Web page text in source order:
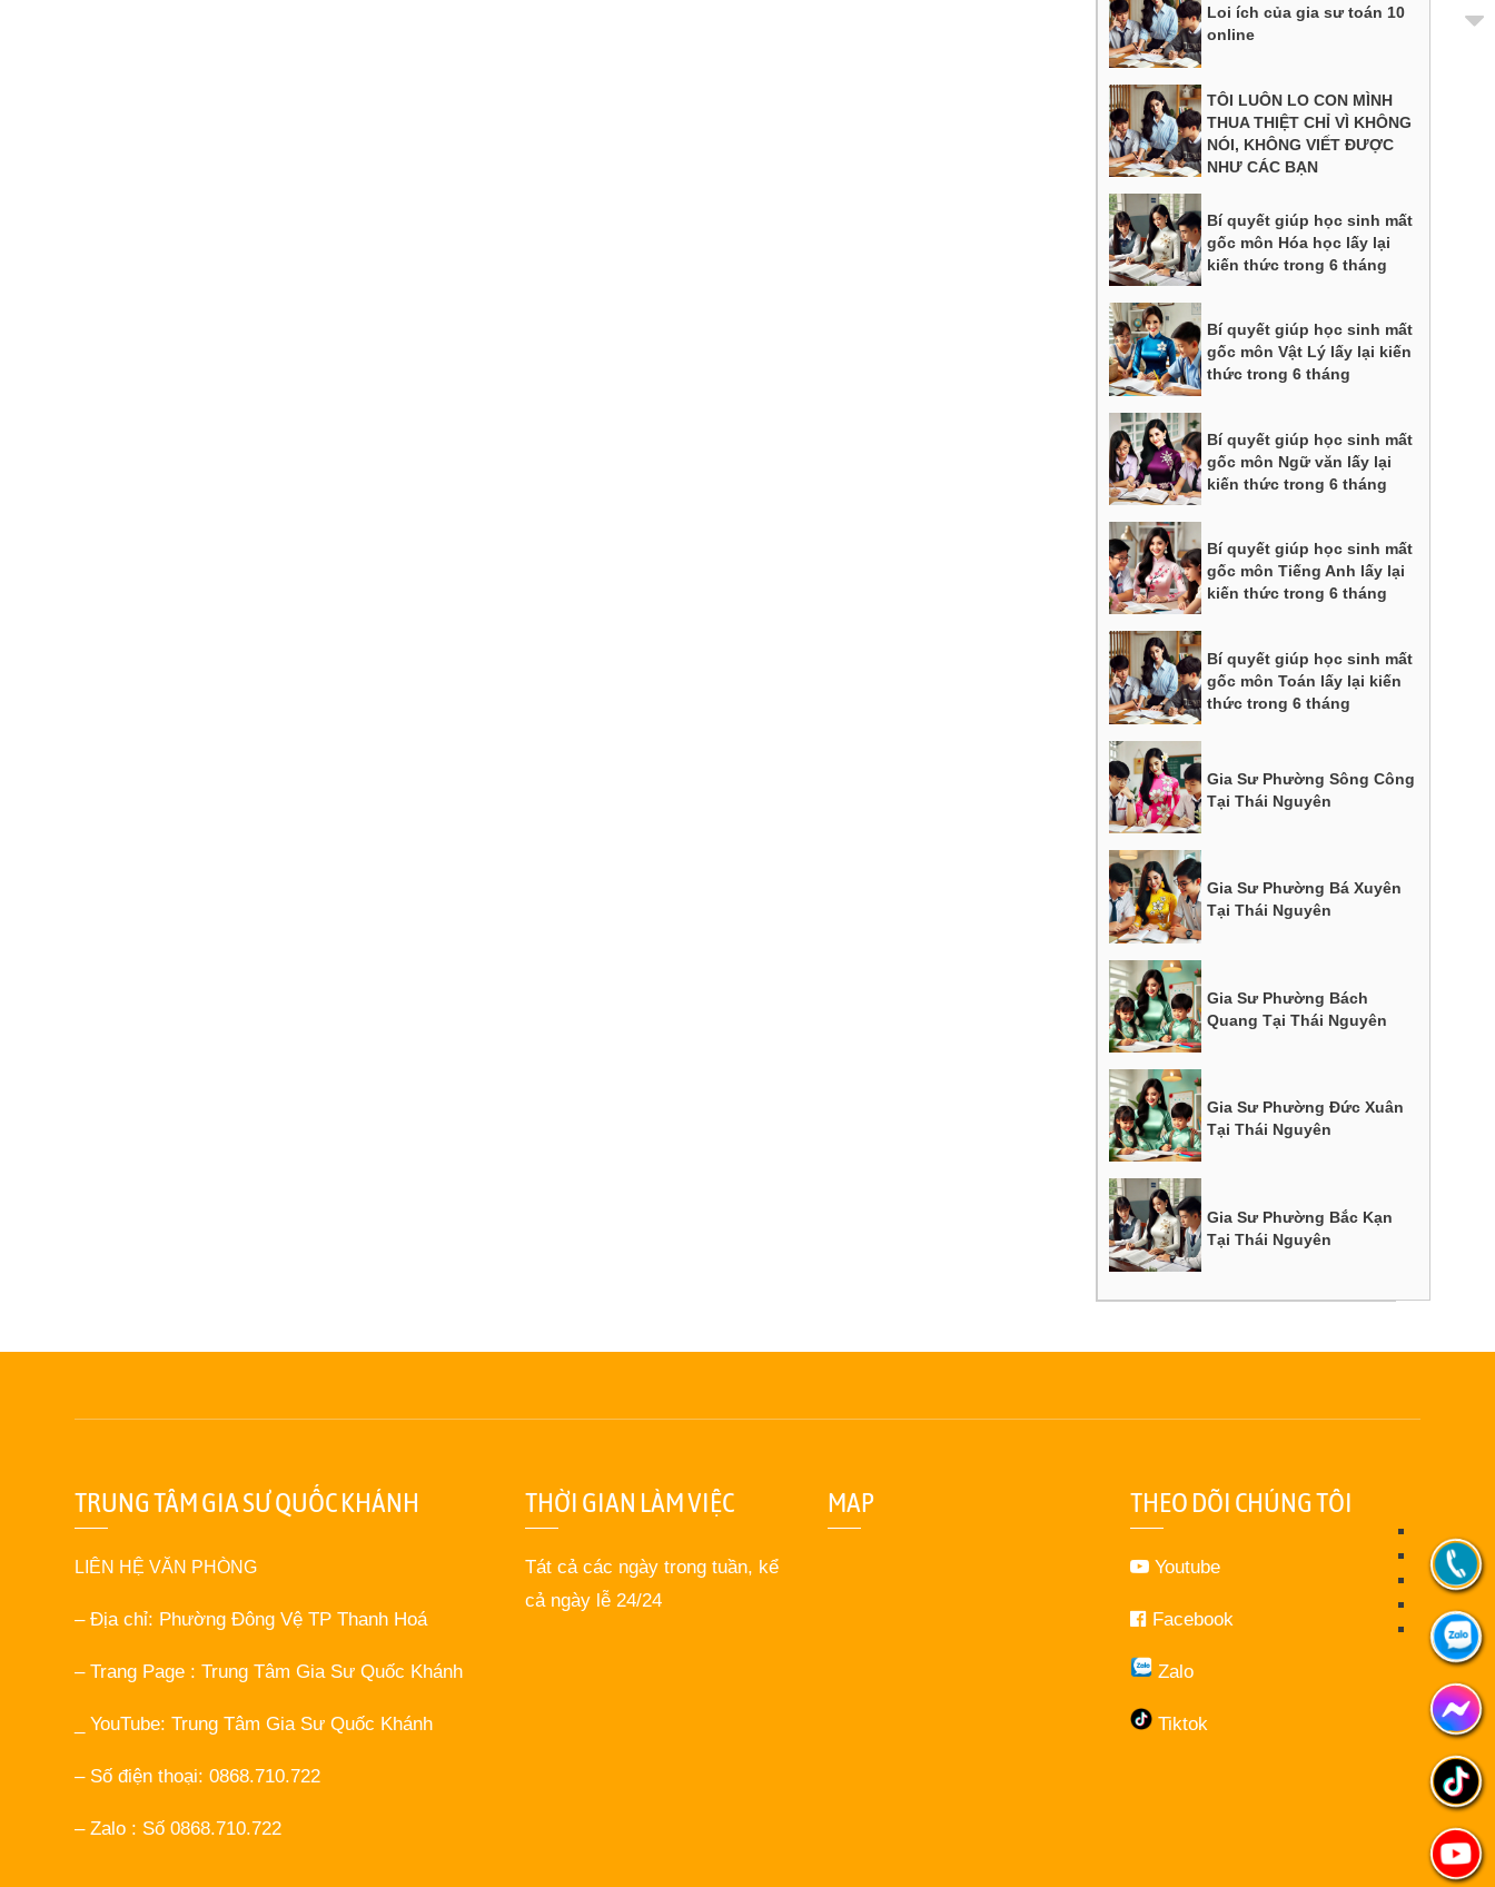
Loi ích của gia sư toán 10
online
TÔI LUÔN LO CON MÌNH
THUA THIỆT CHỈ VÌ KHÔNG
NÓI, KHÔNG VIẾT ĐƯỢC
NHƯ CÁC BẠN
Bí quyết giúp học sinh mất
gốc môn Hóa học lấy lại
kiến thức trong 6 tháng
Bí quyết giúp học sinh mất
gốc môn Vật Lý lấy lại kiến
thức trong 6 tháng
Bí quyết giúp học sinh mất
gốc môn Ngữ văn lấy lại
kiến thức trong 6 tháng
Bí quyết giúp học sinh mất
gốc môn Tiếng Anh lấy lại
kiến thức trong 6 tháng
Bí quyết giúp học sinh mất
gốc môn Toán lấy lại kiến
thức trong 6 tháng
Gia Sư Phường Sông Công
Tại Thái Nguyên
Gia Sư Phường Bá Xuyên
Tại Thái Nguyên
Gia Sư Phường Bách
Quang Tại Thái Nguyên
Gia Sư Phường Đức Xuân
Tại Thái Nguyên
Gia Sư Phường Bắc Kạn
Tại Thái Nguyên
TRUNG TÂM GIA SƯ QUỐC KHÁNH
LIÊN HỆ VĂN PHÒNG
– Địa chỉ: Phường Đông Vệ TP Thanh Hoá
– Trang Page : Trung Tâm Gia Sư Quốc Khánh
_ YouTube: Trung Tâm Gia Sư Quốc Khánh
– Số điện thoại: 0868.710.722
– Zalo : Số 0868.710.722
THỜI GIAN LÀM VIỆC
Tát cả các ngày trong tuần, kể
cả ngày lễ 24/24
MAP THEO DÕI CHÚNG TÔI
Youtube
Facebook
Zalo
Tiktok